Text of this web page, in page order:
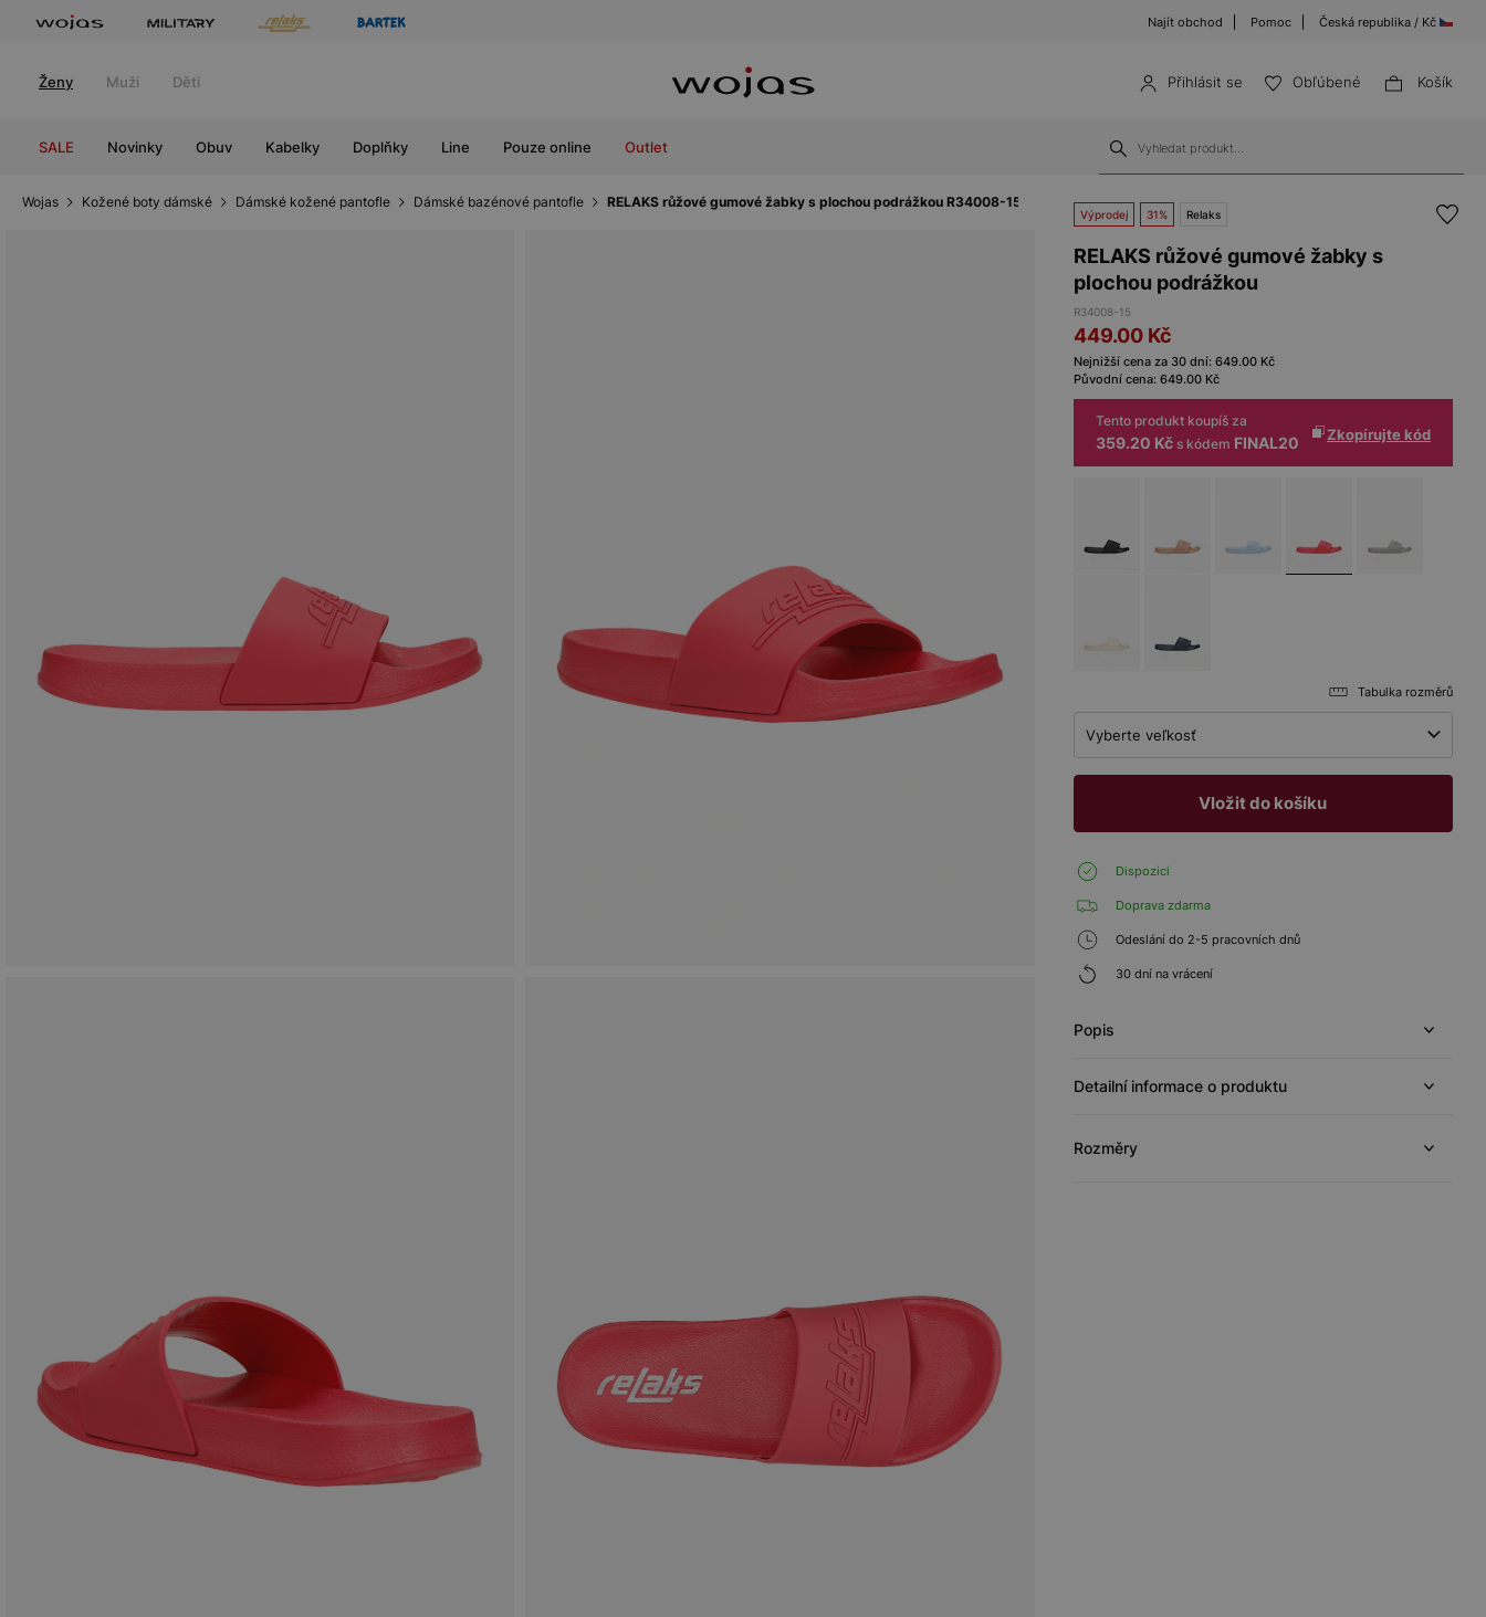
Najít obchod Pomoc Česká republika / Kč
Ženy Muži Děti Přihlásit se Obľúbené Košík
SALE Novinky Obuv Kabelky Doplňky Line Pouze online Outlet
Wojas Kožené boty dámské Dámské kožené pantofle Dámské bazénové pantofle RELAKS růžové gumové žabky s plochou podrážkou R34008-15
Výprodej 31% Relaks
RELAKS růžové gumové žabky s
plochou podrážkou
R34008-15
449.00Kč
Nejnižší cena za 30 dní: 649.00Kč
Původní cena: 649.00Kč
Tento produkt koupíš za
359.20 Kčs kódem FINAL20 Zkopírujte kód
Tabulka rozměrů
Vyberte veľkosť
Vložit do košíku
Dispozici
Doprava zdarma
Odeslání do 2-5 pracovních dnů
30 dní na vrácení
Popis
Detailní informace o produktu
Rozměry